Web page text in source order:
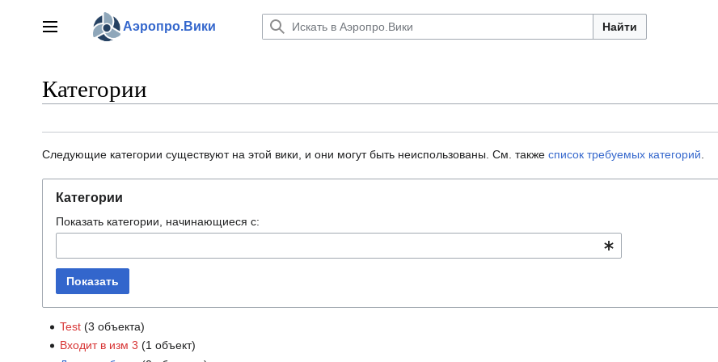
содержаниюГлавное менюАэропро.Вики Найти
Категории
Следующие категории существуют на этой вики, и они могут быть неиспользованы. См. также список требуемых категорий
Категории
Показать категории, начинающиеся с:
Показать
Test ‏‎ (3 объекта)
Входит в изм 3 ‏‎ (1 объект)